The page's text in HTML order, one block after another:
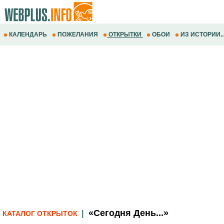
КАЛЕНДАРЬ ПОЖЕЛАНИЯ ОТКРЫТКИ ОБОИ ИЗ
КАТАЛОГ ОТКРЫТОК «Сегодня День...»